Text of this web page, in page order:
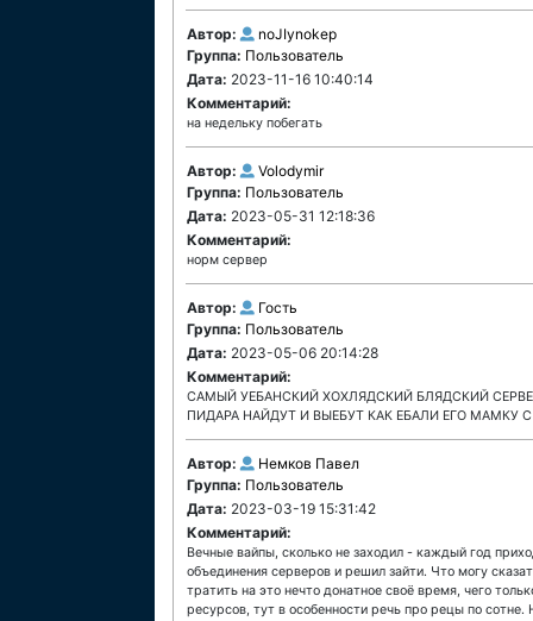
Автор:
noJIynokep
Группа: Пользователь
Дата: 2023-11-16 10:40:14
Комментарий:
на недельку побегать
Автор:
Volodymir
Группа: Пользователь
Дата: 2023-05-31 12:18:36
Комментарий:
норм сервер
Автор:
Гость
Группа: Пользователь
Дата: 2023-05-06 20:14:28
Комментарий:
САМЫЙ УЕБАНСКИЙ ХОХЛЯДСКИЙ БЛЯДСКИЙ
ПИДАРА НАЙДУТ И ВЫЕБУТ КАК ЕБАЛИ ЕГО МАМКУ
Автор:
Немков Павел
Группа: Пользователь
Дата: 2023-03-19 15:31:42
Комментарий:
Вечные вайпы, сколько не заходил - каждый год
объединения серверов и решил зайти. Что могу
тратить на это нечто донатное своё время, чего
ресурсов, тут в особенности речь про рецы по